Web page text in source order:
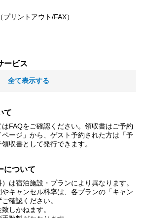
リントアウト/FAX）
ービス
ア
全て表示する
て
FAQをご確認ください。領収書はご予約
ージ」から、ゲスト予約された方は「予
収書として発行できます。
について
は宿泊施設・プランにより異なります。
キャンセル料率は、各プランの「キャン
確認ください。
しかねます。